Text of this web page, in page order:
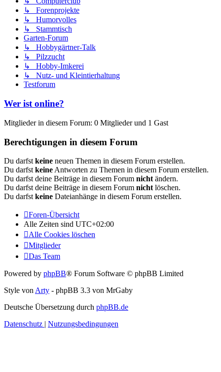
↳ Forenprojekte
↳ Humorvolles
↳ Stammtisch
Garten-Forum
↳ Hobbygärtner-Talk
↳ Pilzzucht
↳ Hobby-Imkerei
↳ Nutz- und Kleintierhaltung
Testforum
Wer ist online?
Mitglieder in diesem Forum: 0 Mitglieder und 1 Gast
Berechtigungen in diesem Forum
Du darfst keine neuen Themen in diesem Forum erstellen.
Du darfst keine Antworten zu Themen in diesem Forum erstellen.
Du darfst deine Beiträge in diesem Forum nicht ändern.
Du darfst deine Beiträge in diesem Forum nicht löschen.
Du darfst keine Dateianhänge in diesem Forum erstellen.
Foren-Übersicht
Alle Zeiten sind UTC+02:00
Alle Cookies löschen
Mitglieder
Das Team
Powered by phpBB® Forum Software © phpBB Limited
Style von Arty - phpBB 3.3 von MrGaby
Deutsche Übersetzung durch phpBB.de
Datenschutz | Nutzungsbedingungen